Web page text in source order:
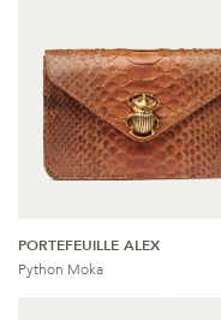
PORTEFEUILLE ALEX
Python Moka